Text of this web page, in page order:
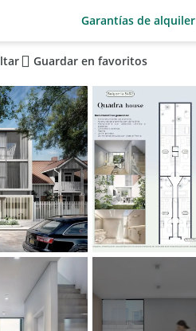
Garantías de alquiler
Guardar en favoritos